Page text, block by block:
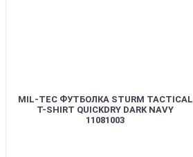
MIL-TEC ФУТБОЛКА STURM TACTICAL
T-SHIRT QUICKDRY DARK NAVY
11081003